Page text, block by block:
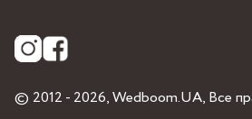
© 2012 - 2026,Wedboom.UA, Все